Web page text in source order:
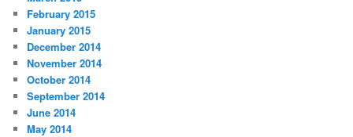
February 2015
January 2015
December 2014
November 2014
October 2014
September 2014
June 2014
May 2014